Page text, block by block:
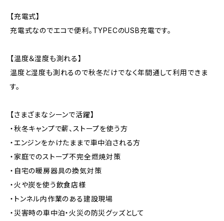
【充電式】
充電式なのでエコで便利。TYPECのUSB充電です。
【温度＆湿度も測れる】
温度と湿度も測れるので秋冬だけでなく年間通して利用できま
す。
【さまざまなシーンで活躍】
・秋冬キャンプで薪、ストープを使う方
・エンジンをかけたままで車中泊される方
・家庭でのストープ不完全燃焼対策
・自宅の暖房器具の換気対策
・火や炭を使う飲食店様
・トンネル内作業のある建設現場
・災害時の車中泊・火災の防災グッズとして